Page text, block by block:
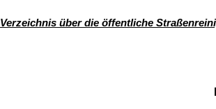
Verzeichnis über die öffentliche